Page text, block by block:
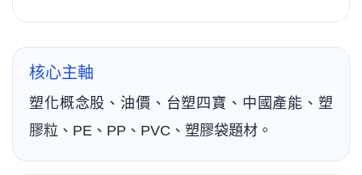
核心主軸
塑化概念股、油價、台塑四寶、中國產能、塑
膠粒、PE、PP、PVC、塑膠袋題材。